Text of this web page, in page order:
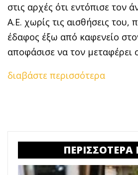
στις αρχές ότι εντόπισε τον
Α.Ε. χωρίς τις αισθήσεις του,
έδαφος έξω από καφενείο
αποφάσισε να τον μεταφέρει
διαβάστε περισσότερα
ΠΕΡΙΣΣΟΤΕΡΑ